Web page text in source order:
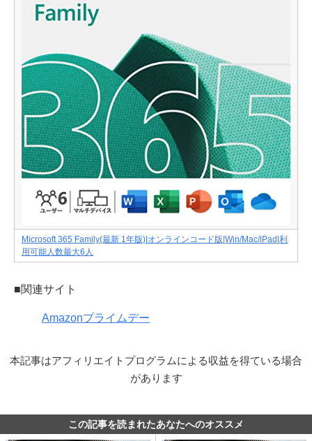
Microsoft 365 Family(最新 1年版)|オンラインコード版|Win/Mac/iPad|利
用可能人数最大6人
■関連サイト
Amazonプライムデー
本記事はアフィリエイトプログラムによる収益を得ている場合
があります
この記事を読まれたあなたへのオススメ